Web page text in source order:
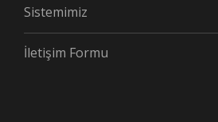
Sistemimiz
İletişim Formu